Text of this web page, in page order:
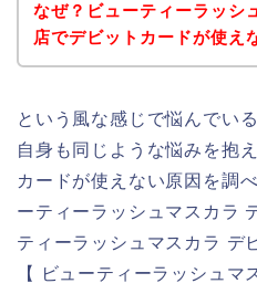
なぜ？ビューティーラッシ
店でデビットカードが使え
という風な感じで悩んでい
自身も同じような悩みを抱
カードが使えない原因を調
ーティーラッシュマスカラ
ティーラッシュマスカラ デ
【 ビューティーラッシュ